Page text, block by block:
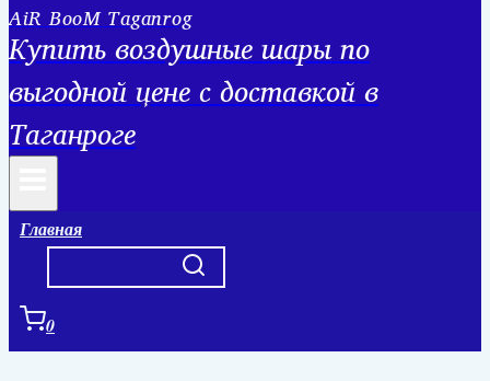
AiR BooM Taganrog
Купить воздушные шары по
выгодной цене с доставкой в
Таганроге
Главная
0